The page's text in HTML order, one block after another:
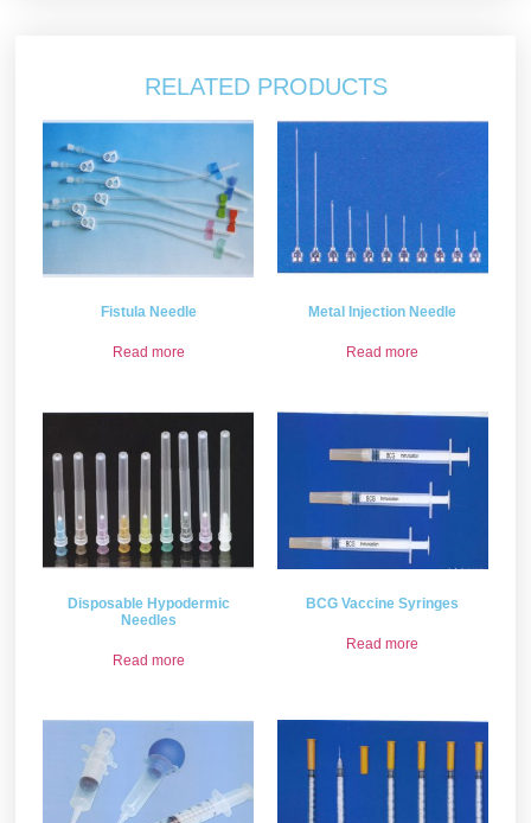
RELATED PRODUCTS
Fistula Needle
Read more
Metal Injection Needle
Read more
Disposable Hypodermic
Needles
Read more
BCG Vaccine Syringes
Read more